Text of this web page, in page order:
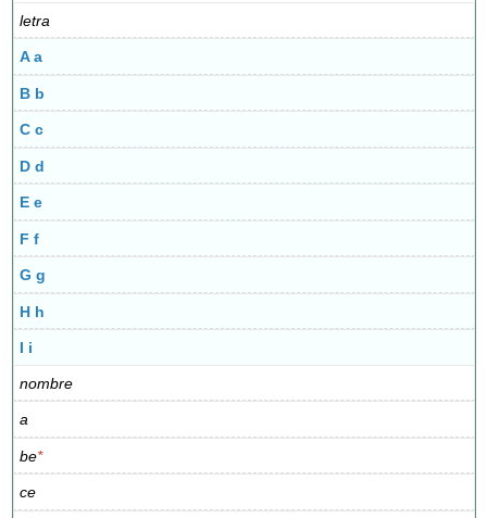
letra
A a
B b
C c
D d
E e
F f
G g
H h
I i
nombre
a
be*
ce